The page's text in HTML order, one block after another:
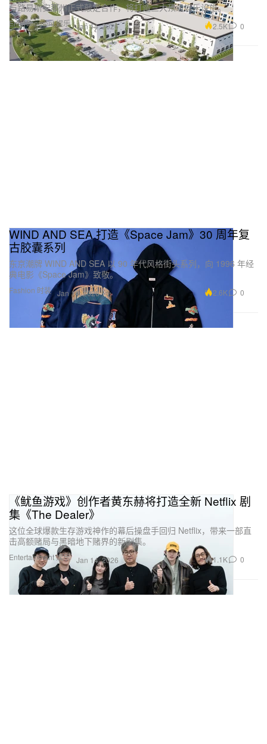
Entertainment 娱乐
与路易斯安那州正式敲定合作，将打造三大顶级娱乐设施。
Jan 14, 2026 2.5K 0
Fashion 时装
WIND AND SEA 打造《Space Jam》30 周年复
古胶囊系列
东京潮牌 WIND AND SEA 以 90 年代风格街头系列，向 1996 年经
典电影《Space Jam》致敬。
Jan 14, 2026 2.6K 0
Entertainment 娱乐
《鱿鱼游戏》创作者黄东赫将打造全新 Netflix 剧
集《The Dealer》
这位全球爆款生存游戏神作的幕后操盘手回归 Netflix，带来一部直
击高额赌局与黑暗地下赌界的新剧集。
Jan 14, 2026 1.1K 0